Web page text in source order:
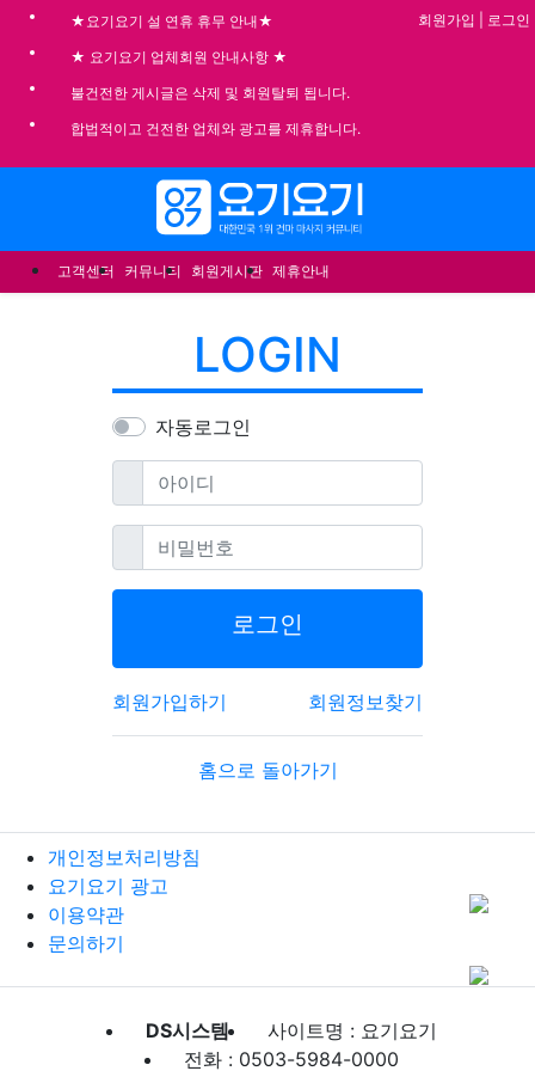
★요기요기 설 연휴 휴무 안내★
★ 요기요기 업체회원 안내사항 ★
불건전한 게시글은 삭제 및 회원탈퇴 됩니다.
합법적이고 건전한 업체와 광고를 제휴합니다.
회원가입 로그인
고객센터 커뮤니티 회원게시판 제휴안내
LOGIN
자동로그인
아이디필수
비밀번호필수
로그인
회원가입하기 회원정보찾기
홈으로 돌아가기
개인정보처리방침
요기요기 광고
이용약관
문의하기
DS시스템
사이트명 : 요기요기
전화 : 0503-5984-0000